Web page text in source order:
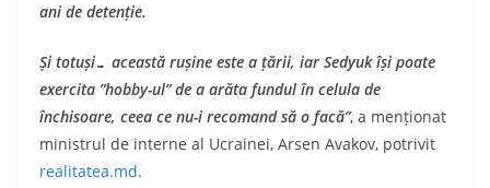
ani de detenție.
Și totuși… această rușine este a țării, iar Sedyuk își poate
exercita ”hobby-ul” de a arăta fundul în celula de
închisoare, ceea ce nu-i recomand să o facă”, a menționat
ministrul de interne al Ucrainei, Arsen Avakov, potrivit
realitatea.md.